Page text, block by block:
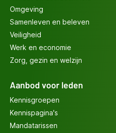
Omgeving
Samenleven en beleven
Veiligheid
Werk en economie
Zorg, gezin en welzijn
Aanbod voor leden
Kennisgroepen
Kennispagina's
Mandatarissen